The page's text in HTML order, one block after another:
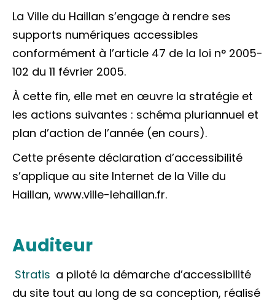
La Ville du Haillan s’engage à rendre ses
supports numériques accessibles
conformément à l’article 47 de la loi n° 2005-
102 du 11 février 2005.
À cette fin, elle met en œuvre la stratégie et
les actions suivantes : schéma pluriannuel et
plan d’action de l’année (en cours).
Cette présente déclaration d’accessibilité
s’applique au site Internet de la Ville du
Haillan, www.ville-lehaillan.fr.
Auditeur
Stratis a piloté la démarche d’accessibilité
du site tout au long de sa conception, réalisé